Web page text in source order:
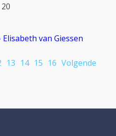
20
van Giessen
13 14 15 16 Volgende